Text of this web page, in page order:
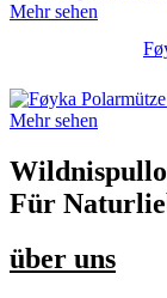
Mehr sehen
Mehr sehen
Für
über uns